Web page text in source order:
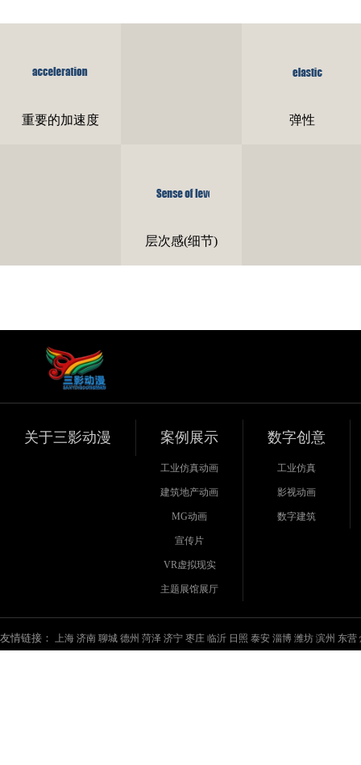
重要的加速度
们生活的世界到处都是力的
在变化的。因此，请让运动
的图形远离匀速运动，这是 弹性
乎所有优秀的MG作品都会
层次感(细节)
面的细节以及丰富画面使其
素的层次。
关于三影动漫 案例展示
工业仿真动画
建筑地产动画
MG动画
宣传片
VR虚拟现实
主题展馆展厅
数字创意
工业仿真
影视动画
数字建筑
友情链接： 上海 济南 聊城 德州 菏泽 济宁 枣庄 临沂 日照 泰安 淄博 潍坊 滨州 东营